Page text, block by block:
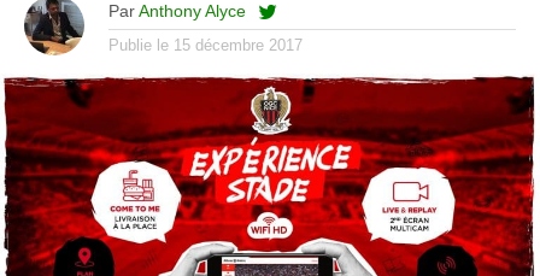
Par Anthony Alyce
Publie le 15 décembre 2017